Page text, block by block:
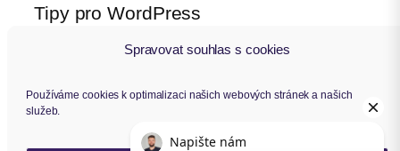
Spravovat souhlas s cookies
Používáme cookies k optimalizaci našich webových stránek a našich
služeb.
Tipy pro WordPress
WPlama.cz: WordPress návody